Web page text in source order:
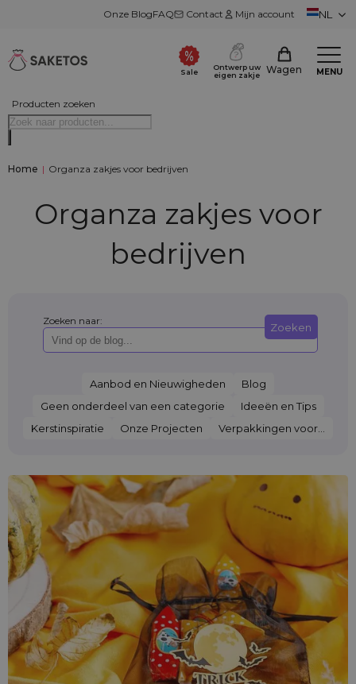
Onze BlogFAQ Contact Mijn account NL
Producten zoeken
Sale
Ontwerp uw
eigen zakje
Wagen MENU
Home | Organza zakjes voor bedrijven
Organza zakjes voor
bedrijven
Zoeken naar: Zoeken
Aanbod en Nieuwigheden
Blog
Geen onderdeel van een categorie
Ideeën en Tips
Kerstinspiratie
Onze Projecten Verpakkingen voor...